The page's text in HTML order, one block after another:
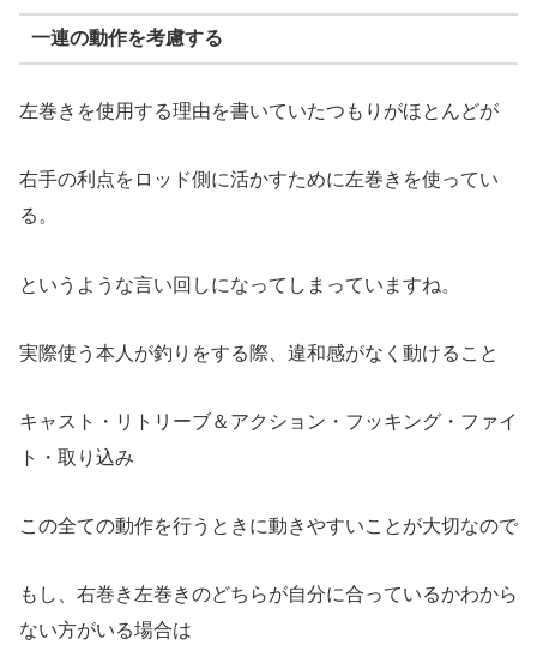
一連の動作を考慮する
左巻きを使用する理由を書いていたつもりがほとんどが
右手の利点をロッド側に活かすために左巻きを使ってい
る。
というような言い回しになってしまっていますね。
実際使う本人が釣りをする際、違和感がなく動けること
キャスト・リトリーブ＆アクション・フッキング・ファイ
ト・取り込み
この全ての動作を行うときに動きやすいことが大切なので
もし、右巻き左巻きのどちらが自分に合っているかわから
ない方がいる場合は